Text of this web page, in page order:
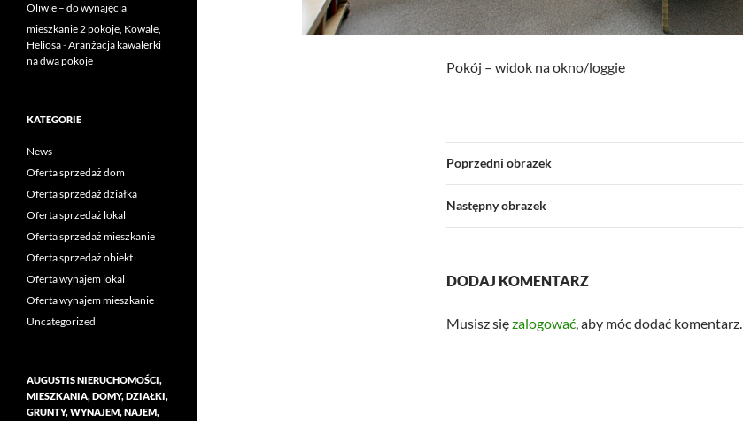
Pokój – widok na okno/loggie
Poprzedni obrazek
Następny obrazek
DODAJ KOMENTARZ
Musisz sięzalogować, aby móc dodać komentarz.
Oliwie – do wynajęcia
mieszkanie 2 pokoje, Kowale,
Heliosa-Aranżacja kawalerki
na dwa pokoje
KATEGORIE
News
Oferta sprzedaż dom
Oferta sprzedaż działka
Oferta sprzedaż lokal
Oferta sprzedaż mieszkanie
Oferta sprzedaż obiekt
Oferta wynajem lokal
Oferta wynajem mieszkanie
Uncategorized
AUGUSTIS NIERUCHOMOŚCI,
MIESZKANIA, DOMY, DZIAŁKI,
GRUNTY, WYNAJEM, NAJEM,